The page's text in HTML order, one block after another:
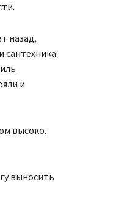
назад,
сантехника
и
высоко.
выносить